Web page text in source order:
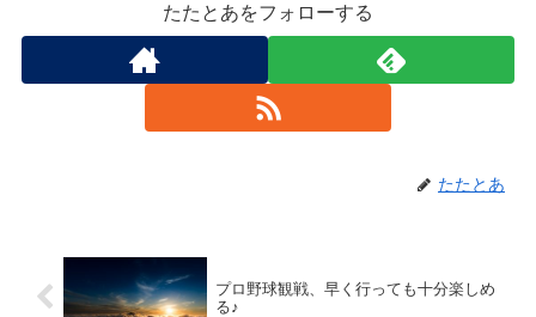
たたとあをフォローする
たたとあ
プロ野球観戦、早く行っても十分楽しめ
る♪